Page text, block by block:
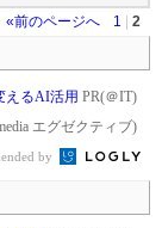
«前のページへ 1
2
えるAI活用 PR(＠IT)
エグゼクティブ)
by